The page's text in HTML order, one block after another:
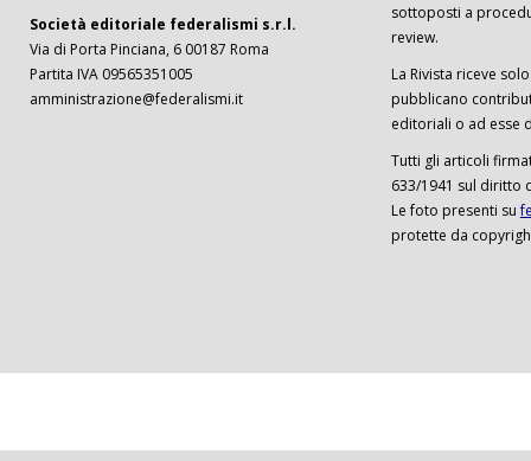
Società editoriale federalismi s.r.l.
Via di Porta Pinciana, 6 00187 Roma
Partita IVA 09565351005
amministrazione@federalismi.it
sottoposti a
review.
La Rivista riceve
pubblicano
editoriali o ad esse
Tutti gli articoli
633/1941 sul diritto
Le foto presenti su
protette da